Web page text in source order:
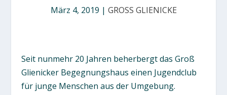
März 4, 2019 | GROSS GLIENICKE
Seit nunmehr 20 Jahren beherbergt das Groß
Glienicker Begegnungshaus einen Jugendclub
für junge Menschen aus der Umgebung.